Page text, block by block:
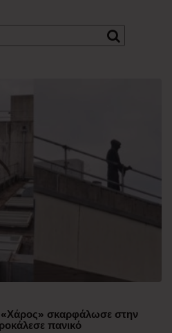
«Χάρος» σκαρφάλωσε στην
πανικό